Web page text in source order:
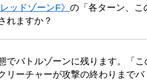
ッドゾーンF》 の「各ターン、こ
れますか？
でバトルゾーンに残ります。「
ーチャーが攻撃の終わりまで